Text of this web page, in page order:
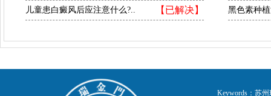
【已解决】
儿童患白癜风后应注意什么?.. 黑色素种
Keywords：苏